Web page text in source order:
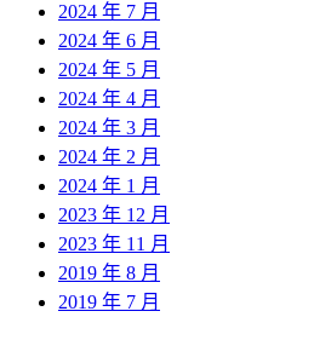
2024 年 7 月
2024 年 6 月
2024 年 5 月
2024 年 4 月
2024 年 3 月
2024 年 2 月
2024 年 1 月
2023 年 12 月
2023 年 11 月
2019 年 8 月
2019 年 7 月